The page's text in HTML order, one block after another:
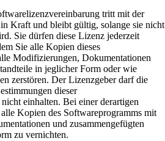
tritt mit der
Kraft und bleibt gültig, solange sie nicht
Sie dürfen diese Lizenz jederzeit
Sie alle Kopien dieses
Modifizierungen, Dokumentationen
in jeglicher Form oder wie
zerstören. Der Lizenzgeber darf die
dieser
einhalten. Bei einer derartigen
Kopien des Softwareprogramms mit
und zusammengefügten
zu vernichten.